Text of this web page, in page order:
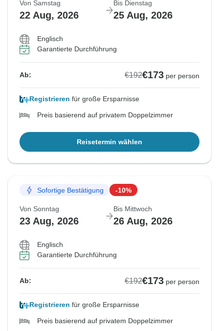
Von Samstag
22 Aug, 2026
Bis Dienstag
25 Aug, 2026
Englisch
Garantierte Durchführung
Ab: €192€173 per person
Registrieren für große Ersparnisse
Preis basierend auf privatem Doppelzimmer
Reisetermin wählen
Sofortige Bestätigung -10%
Von Sonntag
23 Aug, 2026
Bis Mittwoch
26 Aug, 2026
Englisch
Garantierte Durchführung
Ab: €192€173 per person
Registrieren für große Ersparnisse
Preis basierend auf privatem Doppelzimmer